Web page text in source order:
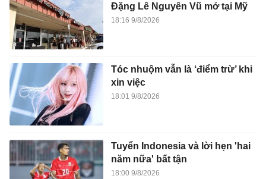
Đặng Lê Nguyên Vũ mở tại Mỹ
18:16 9/8/2026
Tóc nhuộm vẫn là ‘điểm trừ’ khi
xin việc
18:01 9/8/2026
Tuyển Indonesia và lời hẹn 'hai
năm nữa' bất tận
18:00 9/8/2026